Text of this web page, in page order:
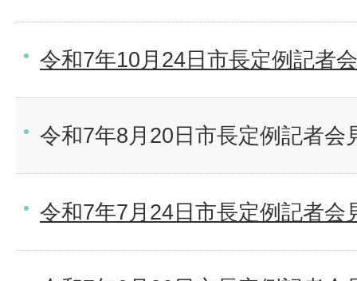
令和7年10月24日市長定例記者
令和7年8月20日市長定例記者会
令和7年7月24日市長定例記者会